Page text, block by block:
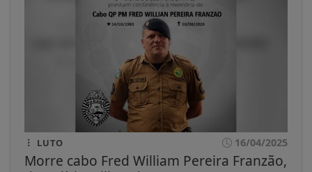
LUTO 16/04/2025
Morre cabo Fred William Pereira Franzão,